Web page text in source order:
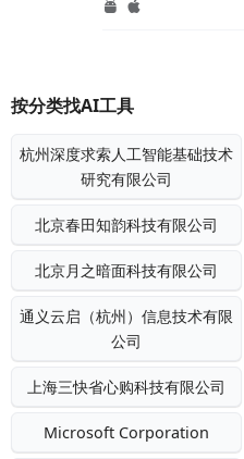
按分类找AI工具
杭州深度求索人工智能基础技术
研究有限公司
北京春田知韵科技有限公司
北京月之暗面科技有限公司
通义云启（杭州）信息技术有限
公司
上海三快省心购科技有限公司
Microsoft Corporation